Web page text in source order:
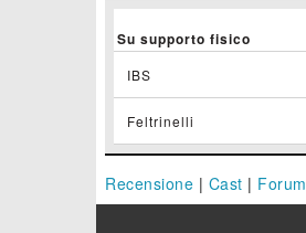
Su supporto fisico
IBS
Feltrinelli
Recensione | Cast | Forum